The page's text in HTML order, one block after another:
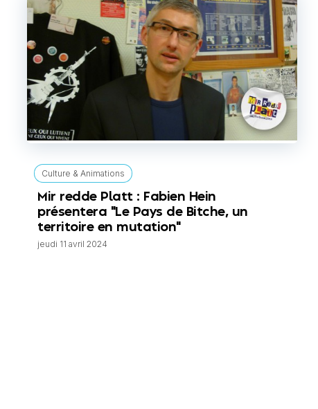
Culture & Animations
Mir redde Platt : Fabien Hein
présentera "Le Pays de Bitche, un
territoire en mutation"
jeudi 11 avril 2024